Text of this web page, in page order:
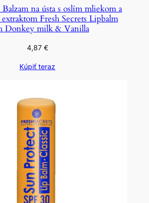
Balzam na ústa s oslím mliekom a
Fresh Secrets Lipbalm
Donkey milk & Vanilla
4,87 €
Kúpiť teraz